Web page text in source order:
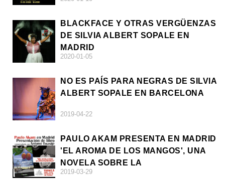
BLACKFACE Y OTRAS VERGÜENZAS
DE SILVIA ALBERT SOPALE EN
MADRID
2020-01-05
NO ES PAÍS PARA NEGRAS DE SILVIA
ALBERT SOPALE EN BARCELONA
2019-04-22
PAULO AKAM PRESENTA EN MADRID
'EL AROMA DE LOS MANGOS', UNA
NOVELA SOBRE LA
AFRODESCENDENCIA
2019-03-29